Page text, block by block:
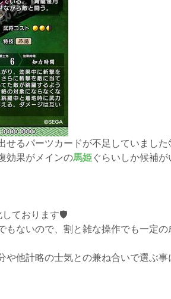
せるパーツカードが不足していました
効果がメインの馬姫ぐらいしか候補
しております🛡
ないので、割と雑な操作でも一定
や他計略の士気との兼ね合いで選ぶ